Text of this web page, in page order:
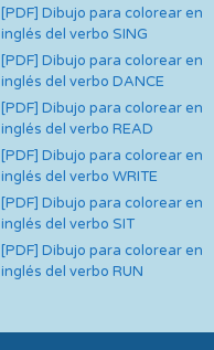
[PDF] Dibujo para colorear en
inglés del verbo SING
[PDF] Dibujo para colorear en
inglés del verbo DANCE
[PDF] Dibujo para colorear en
inglés del verbo READ
[PDF] Dibujo para colorear en
inglés del verbo WRITE
[PDF] Dibujo para colorear en
inglés del verbo SIT
[PDF] Dibujo para colorear en
inglés del verbo RUN